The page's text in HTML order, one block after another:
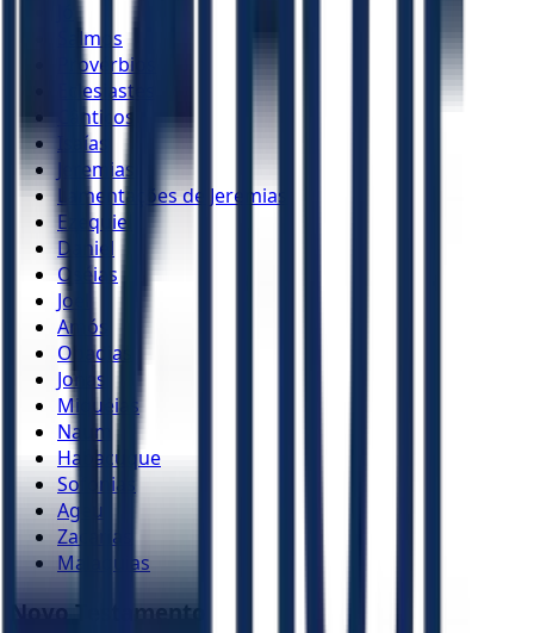
Salmos
Provérbios
Eclesiastes
Cânticos
Isaías
Jeremias
Lamentações de Jeremias
Ezequiel
Daniel
Oséias
Joel
Amós
Obadias
Jonas
Miquéias
Naum
Habacuque
Sofonias
Ageu
Zacarias
Malaquias
Novo Testamento